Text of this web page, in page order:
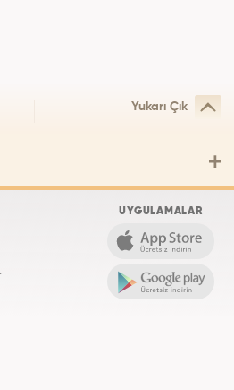
Yukarı Çık
UYGULAMALAR